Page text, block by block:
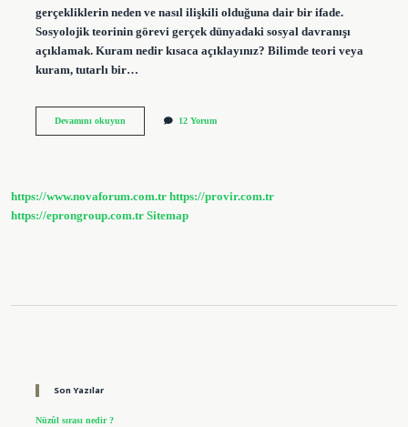
gerçekliklerin neden ve nasıl ilişkili olduğuna dair bir ifade.
Sosyolojik teorinin görevi gerçek dünyadaki sosyal davranışı
açıklamak. Kuram nedir kısaca açıklayınız? Bilimde teori veya
kuram, tutarlı bir…
Devamını okuyunSosyal
12 Yorum
https://www.novaforum.com.tr https://provir.com.tr
https://eprongroup.com.tr Sitemap
Son Yazılar
Nüzûl sırası nedir ?